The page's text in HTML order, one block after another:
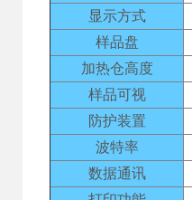
显示方式
样品盘
加热仓高度
样品可视
防护装置
波特率
数据通讯